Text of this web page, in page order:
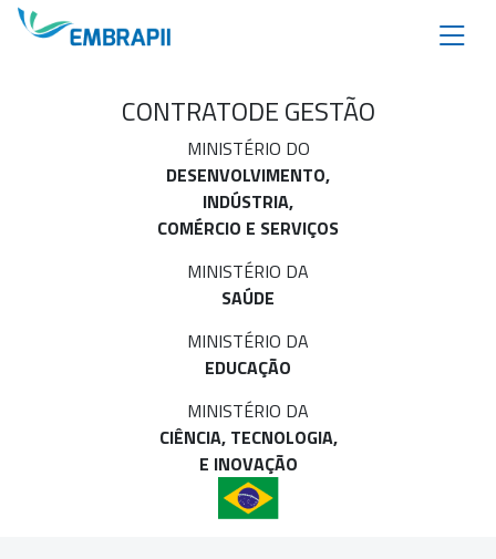
CONTRATODE GESTÃO
MINISTÉRIO DO
DESENVOLVIMENTO,
INDÚSTRIA,
COMÉRCIO E SERVIÇOS
MINISTÉRIO DA
SAÚDE
MINISTÉRIO DA
EDUCAÇÃO
MINISTÉRIO DA
CIÊNCIA, TECNOLOGIA,
E INOVAÇÃO